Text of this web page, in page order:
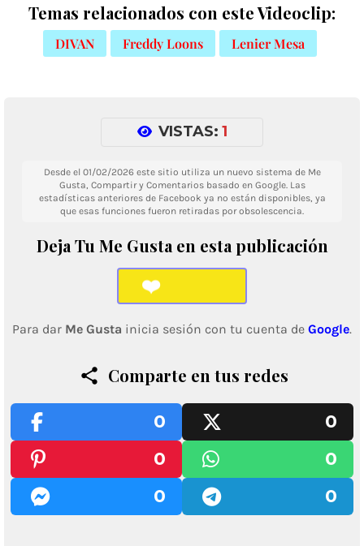
Temas relacionados con este Videoclip:
DIVAN Freddy Loons Lenier Mesa
VISTAS: 1
Desde el 01/02/2026 este sitio utiliza un nuevo sistema de Me
Gusta, Compartir y Comentarios basado en Google. Las
estadísticas anteriores de Facebook ya no están disponibles, ya
que esas funciones fueron retiradas por obsolescencia.
Deja Tu Me Gusta en esta publicación
❤️
Para dar Me Gusta inicia sesión con tu cuenta de Google.
Comparte en tus redes
0
0
0
0
0
0